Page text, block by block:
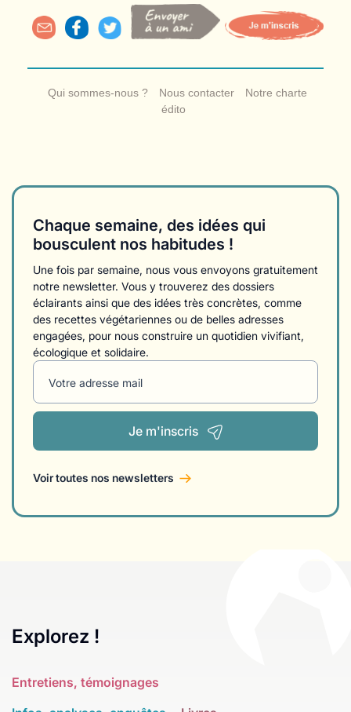
Qui sommes-nous ? Nous contacter
Notre charte
édito
Chaque semaine, des idées qui
bousculent nos habitudes !
Une fois par semaine, nous vous envoyons gratuitement
notre newsletter. Vous y trouverez des dossiers
éclairants ainsi que des idées très concrètes, comme
des recettes végétariennes ou de belles adresses
engagées, pour nous construire un quotidien vivifiant,
écologique et solidaire.
Votre adresse mail
Je m'inscris
Voir toutes nos newsletters
Explorez !
Entretiens, témoignages